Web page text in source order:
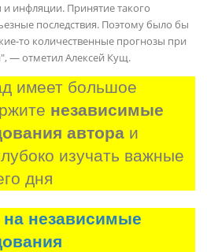
инфляции. Принятие такого
последствия. Поэтому было бы
то количественные прогнозы при
— отметил Алексей Кущ.
имеет большое
независимые
автора и
изучать важные
дня
на независимые